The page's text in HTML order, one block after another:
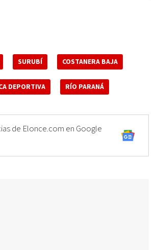
SURUBÍ COSTANERA BAJA
DEPORTIVA RÍO PARANÁ
de Elonce.com en Google